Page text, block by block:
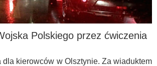
Polskiego przez ćwiczenia
dla kierowców w Olsztynie. Za wiaduktem